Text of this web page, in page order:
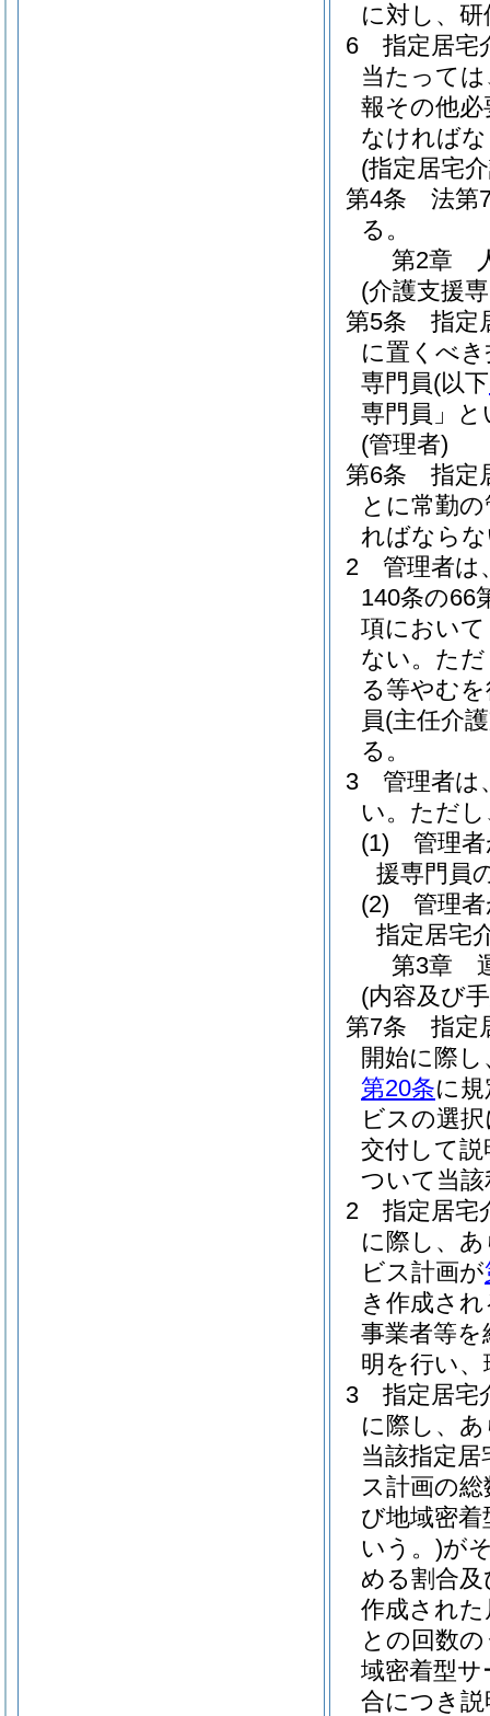
に対し、
6
指定居宅
当たって
報その他
なければ
(指定居宅
第4条
法第
る。
第2章
(介護支援
第5条
指定
に置くべ
専門員(以下
専門員」と
(管理者)
第6条
指定
とに常勤
ればなら
2
管理者は
140条の66
項におい
ない。 た
る等やむ
員(主任介
る。
3
管理者は
い。 ただ
(1)
管理
援専門員
(2)
管理
指定居宅
第3章
(内容及び
第7条
指定
開始に際
第20条に
ビスの選
交付して
ついて当
2
指定居宅
に際し、
ビス計画が
き作成さ
事業者等
明を行い
3
指定居宅
に際し、
当該指定
ス計画の
び地域密着
いう。)が
める割合
作成され
との回数
域密着型
合につき